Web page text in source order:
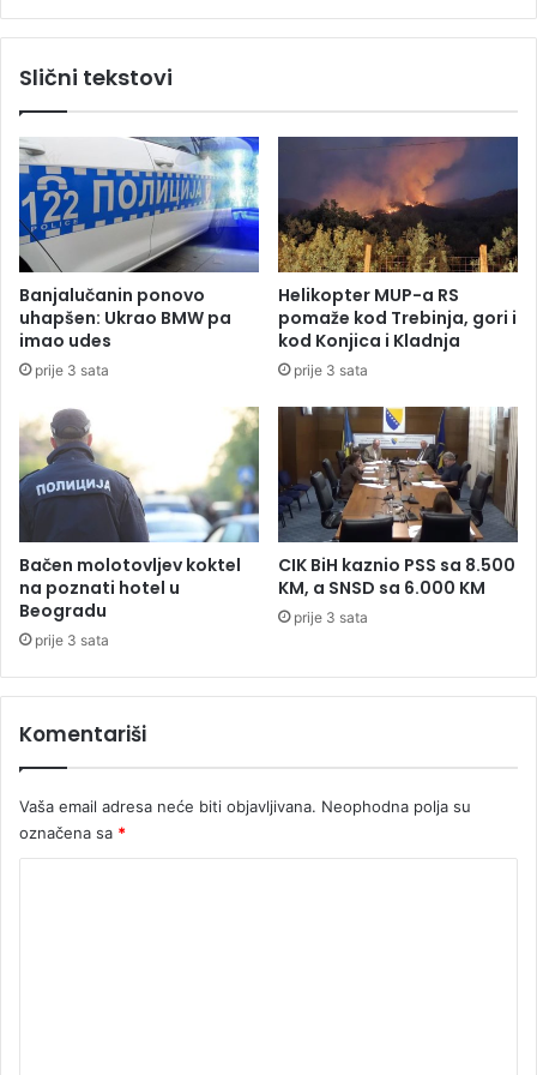
A
a
n
i
"
S
r
o
m
B
r
d
u
R
ž
a
m
D
r
i
n
o
a
p
o
č
Slični tekstovi
Banjalučanin ponovo
uhapšen: Ukrao BMW pa
imao udes
prije 3 sata
Helikopter MUP-a RS
pomaže kod Trebinja, gori i
kod Konjica i Kladnja
prije 3 sata
Bačen molotovljev koktel
na poznati hotel u
Beogradu
prije 3 sata
CIK BiH kaznio PSS sa 8.500
KM, a SNSD sa 6.000 KM
prije 3 sata
Komentariši
Vaša email adresa neće biti objavljivana. Neophodna polja su
označena sa *